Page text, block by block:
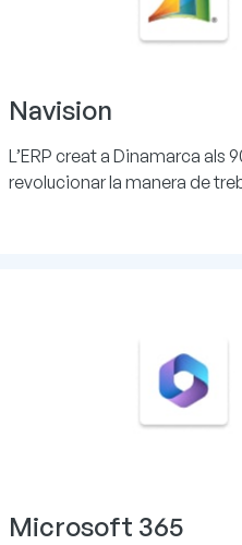
Navision
L’ERP creat a Dinamarca als
revolucionar la manera de
Microsoft 365